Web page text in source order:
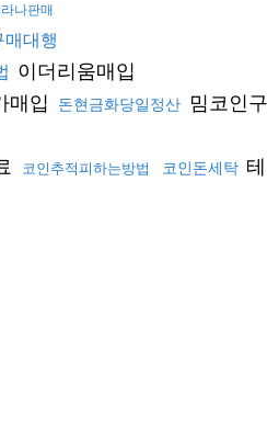
나판매
매대행
이더리움매입
매입 돈현금화당일정산 밈코인
코인추적피하는방법 코인돈세탁